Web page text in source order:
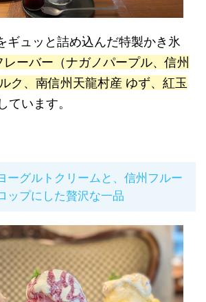
ギュッと詰め込んだ特製かき氷
ーバー（ナガノパープル、信州
ク、南信州天龍村産 ゆず、紅玉
ています。
ーグルトクリームと、信州フルー
ップにした贅沢な一品